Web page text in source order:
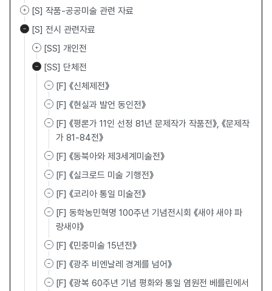
[S] 작품-공공미술 관련 자료
[S] 전시 관련자료
[SS] 개인전
[SS] 단체전
[F] 《신체제전》
[F] 《현실과 발언 동인전》
[F] 《평론가 11인 선정 81년 문제작가 작품전》, 《문제작
가 81-84전》
[F] 《동북아와 제3세계미술전》
[F] 《실크로드 미술 기행전》
[F] 《코리아 통일 미술전》
[F] 동학농민혁명 100주년 기념전시회 《새야 새야 파
랑새야》
[F] 《민중미술 15년전》
[F] 《광주 비엔날레 경계를 넘어》
[F] 《광복 60주년 기념 평화와 통일 염원전 베를린에서